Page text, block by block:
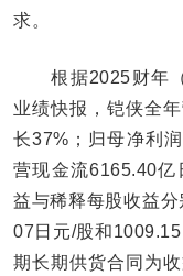
求。
根据2025财年（
业绩快报，铠侠全
长37%；归母净利
营现金流6165.40亿
益与稀释每股收益
07日元/股和
期长期供货合同为